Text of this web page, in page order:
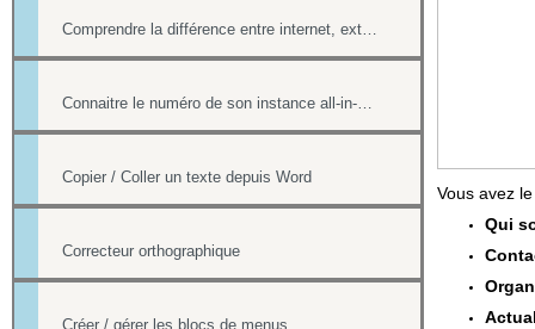
Comprendre la différence entre internet, extranet et intranet
Connaitre le numéro de son instance all-in-web ou le numéro d'une page
Copier / Coller un texte depuis Word
Correcteur orthographique
Créer / gérer les blocs de menus
Vous avez
Qui